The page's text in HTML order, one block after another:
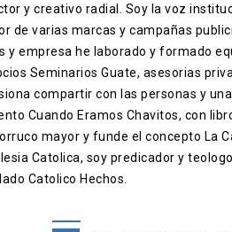
y creativo radial. Soy la voz
de varias marcas y campañas
y empresa he laborado y formado
Seminarios Guate, asesorias
compartir con las personas y
Cuando Eramos Chavitos, con
mayor y funde el concepto La
Catolica, soy predicador y
Catolico Hechos.